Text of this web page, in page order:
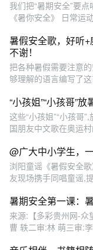
我们把“暑期安全”要
《暑你安全》 日常运
暑假安全歌，好听
不谢！
把各种暑假需要注意
够理解的语言编写了
“小孩姐”“小孩哥”
这些“小孩姐”“小孩哥
国朋友中文歌在奥运
@广大中小学生，
浏阳童谣《暑假安全
友现场携手同唱童谣,
暑期安全第一课：
来源:【多彩贵州网-众
曹 轶二审:林 萌三审: